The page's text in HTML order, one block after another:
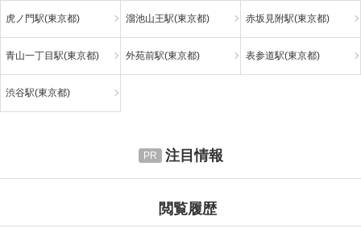
虎ノ門駅(東京都) 溜池山王駅(東京都) 赤坂見附駅(東京都)
青山一丁目駅(東京都) 外苑前駅(東京都) 表参道駅(東京都)
渋谷駅(東京都)
注目情報
閲覧履歴